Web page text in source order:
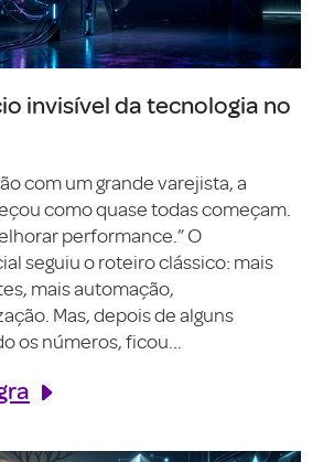
invisível da tecnologia no
com um grande varejista, a
como quase todas começam.
performance.” O
seguiu o roteiro clássico: mais
mais automação,
Mas, depois de alguns
os números, ficou...